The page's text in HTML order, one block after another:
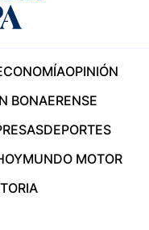
OPINIÓN
BONAERENSE
DEPORTES
MUNDO MOTOR